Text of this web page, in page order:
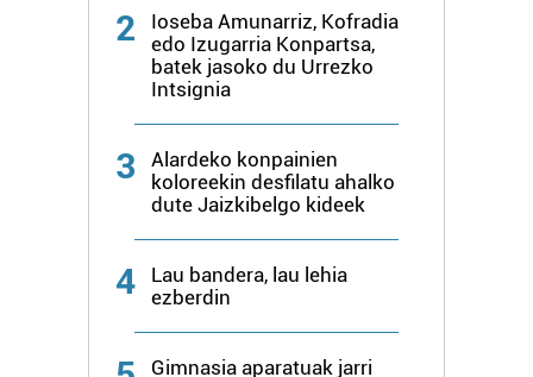
2
Ioseba Amunarriz, Kofradia
edo Izugarria Konpartsa,
batek jasoko du Urrezko
Intsignia
3
Alardeko konpainien
koloreekin desfilatu ahalko
dute Jaizkibelgo kideek
4
Lau bandera, lau lehia
ezberdin
Gimnasia aparatuak jarri